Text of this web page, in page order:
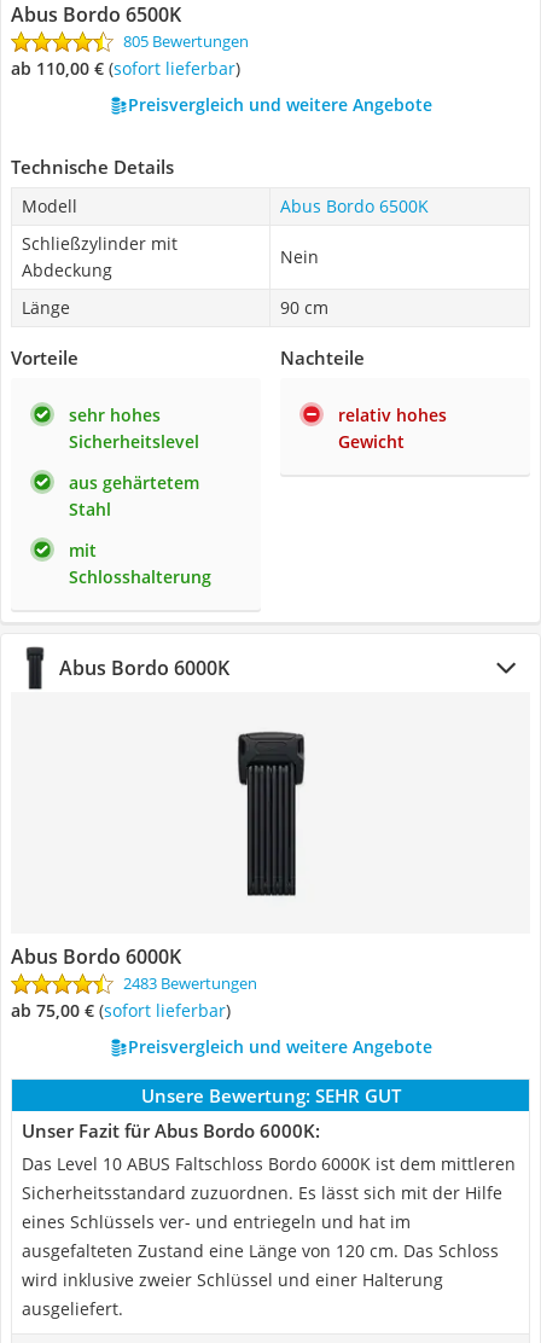
Abus Bordo 6500K
805 Bewertungen
ab 110,00 € ( Sofort lieferbar)
Preisvergleich und weitere Angebote
Technische Details
Modell
Abus Bordo 6500K
Schließzylinder mit
Abdeckung
Nein
Länge 90 cm
Vorteile
sehr hohes
Sicherheitslevel
aus gehärtetem
Stahl
mit
Schlosshalterung
Nachteile
relativ hohes
Gewicht
Abus Bordo 6000K
Abus Bordo 6000K
2483 Bewertungen
ab 75,00 € ( Sofort lieferbar)
Preisvergleich und weitere Angebote
Unsere Bewertung: SEHR GUT
Unser Fazit für Abus Bordo 6000K:
Das Level 10 ABUS Faltschloss Bordo 6000K ist dem mittleren
Sicherheitsstandard zuzuordnen. Es lässt sich mit der Hilfe
eines Schlüssels ver- und entriegeln und hat im
ausgefalteten Zustand eine Länge von 120 cm. Das Schloss
wird inklusive zweier Schlüssel und einer Halterung
ausgeliefert.